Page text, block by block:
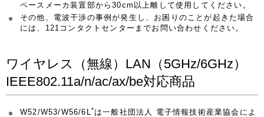
ペースメーカ装置部から30cm以上離して使用してください。
その他、電波干渉の事例が発生し、お困りのことが起きた場合
には、121コンタクトセンターまでお問い合わせください。
ワイヤレス（無線）LAN（5GHz/6GHz）
IEEE802.11a/n/ac/ax/be対応商品
W52/W53/W56/6L*は一般社団法人 電子情報技術産業協会によ